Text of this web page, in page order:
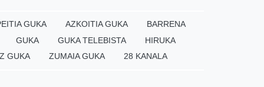
GUKA AZKOITIA GUKA
BARRENA
GUKA GUKA TELEBISTA
HIRUKA
GUKA ZUMAIA GUKA 28 KANALA